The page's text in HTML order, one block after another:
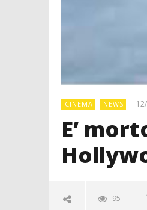
CINEMA NEWS
E’
95